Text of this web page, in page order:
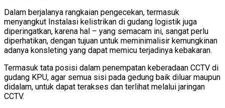
Dalam berjalanya rangkaian pengecekan, termasuk
menyangkut Instalasi kelistrikan di gudang logistik juga
diperingatkan, karena hal – yang semacam ini, sangat perlu
diperhatikan, dengan tujuan untuk meminimalisir kemungkinan
adanya konsleting yang dapat memicu terjadinya kebakaran.
Termasuk tata posisi dalam penempatan keberadaan CCTV di
gudang KPU, agar semua sisi pada gedung baik diluar maupun
didalam, untuk dapat terakses dan terlihat melalui jaringan
CCTV.